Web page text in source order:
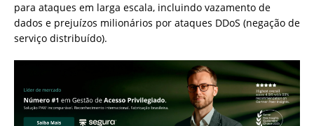
para ataques em larga escala, incluindo vazamento de
dados e prejuízos milionários por ataques DDoS (negação de
serviço distribuído).